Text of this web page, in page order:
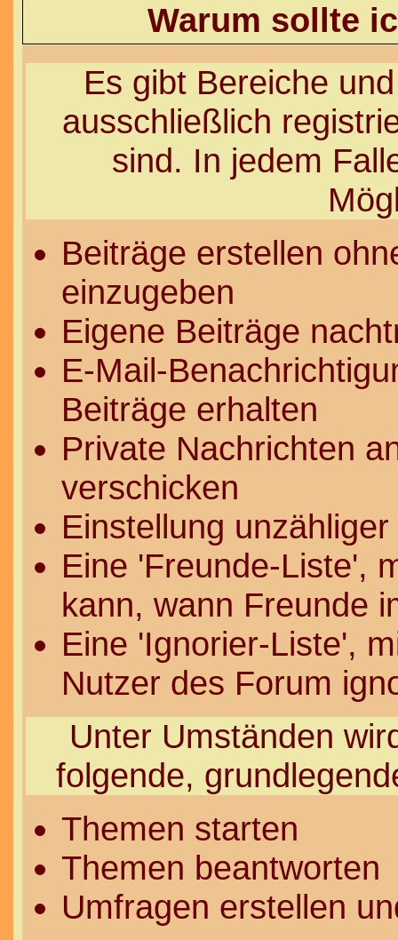
Warum sollte
Es gibt Bereiche
ausschließlich
sind. In jedem
Beiträge erstellen
einzugeben
Eigene Beiträge
E-Mail-
Beiträge erhalten
Private Nachrichten
verschicken
Einstellung
Eine 'Freunde-Liste',
kann, wann Freunde
Eine 'Ignorier-Liste',
Nutzer des Forum
Unter Umständen
folgende,
Themen starten
Themen beantworten
Umfragen erstellen